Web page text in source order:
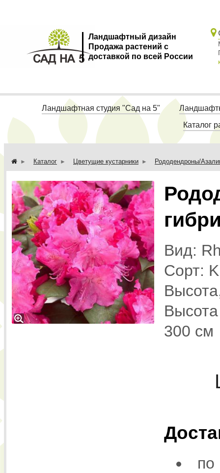
Ландшафтный дизайн
Продажа растений с
доставкой по всей России
Ландшафтная студия "Сад на 5"
Каталог
Каталог Цветущие кустарники Рододендроны/
Вид:
Сорт:
300 см
по